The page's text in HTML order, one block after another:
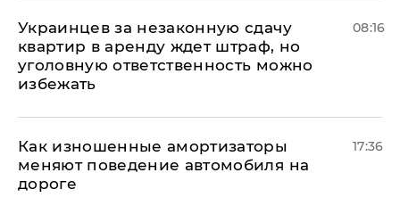
Украинцев за незаконную сдачу
квартир в аренду ждет штраф, но
уголовную ответственность можно
избежать
08:16
Как изношенные амортизаторы
меняют поведение автомобиля на
дороге
17:36